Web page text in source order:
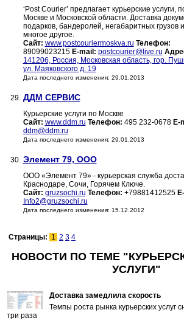
‘Post Courier’ предлагает курьерские услуги,
Москве и Московской области. Доставка
подарков, бандеролей, негабаритных грузов и
многое другое.
Сайт: www.postcouriermoskva.ru Телефон:
89099023215 E-mail: postcourier@live.ru
141206, Россия, Московская область, гор.
ул. Маяковского д. 19
Дата последнего изменения: 29.01.2013
29. ДДМ СЕРВИС
Курьерские услуги по Москве
Сайт: www.ddm.ru Телефон: 495 232-0678 E-
ddm@ddm.ru
Дата последнего изменения: 29.01.2013
30. Элемент 79, ООО
ООО «Элемент 79» - курьерская служба
Краснодаре, Сочи, Горячем Ключе.
Сайт: gruzsochi.ru Телефон: +79881412525
Info2@gruzsochi.ru
Дата последнего изменения: 15.12.2012
Страницы: 1 2 3 4
НОВОСТИ ПО ТЕМЕ
УСЛУГИ"
Доставка замедлила скорость
Темпы роста рынка курьерских услуг
три раза